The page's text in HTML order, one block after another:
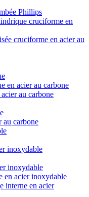
Phillips
cruciforme en
cruciforme en acier au
en acier au carbone
au carbone
au carbone
inoxydable
inoxydable
en acier inoxydable
interne en acier